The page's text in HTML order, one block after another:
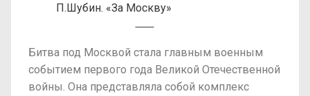
П.Шубин. «За Москву»
Битва под Москвой стала главным военным
событием первого года Великой Отечественной
войны. Она представляла собой комплекс